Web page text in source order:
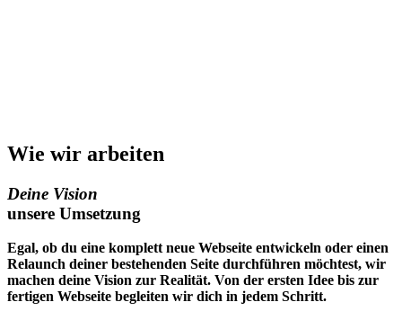
Wie wir arbeiten
Deine Vision
unsere Umsetzung
Egal, ob du eine komplett neue Webseite entwickeln oder einen
Relaunch deiner bestehenden Seite durchführen möchtest, wir
machen deine Vision zur Realität. Von der ersten Idee bis zur
fertigen Webseite begleiten wir dich in jedem Schritt.